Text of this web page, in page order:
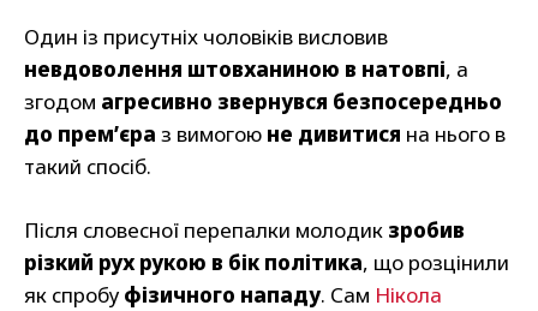
Один із присутніх чоловіків висловив
невдоволення штовханиною в натовпі, а
згодом агресивно звернувся безпосередньо
до прем’єра з вимогою не дивитися на нього в
такий спосіб.
Після словесної перепалки молодик зробив
різкий рух рукою в бік політика, що розцінили
як спробу фізичного нападу. Сам Нікола